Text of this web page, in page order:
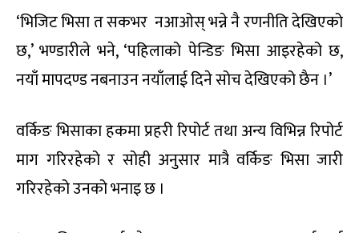
‘भिजिट भिसा त सकभर नआओस् भन्ने नै रणनीति देखिएको
छ,’ भण्डारीले भने, ‘पहिलाको पेन्डिङ भिसा आइरहेको छ,
नयाँ मापदण्ड नबनाउन नयाँलाई दिने सोच देखिएको छैन ।’
वर्किङ भिसाका हकमा प्रहरी रिपोर्ट तथा अन्य विभिन्न रिपोर्ट
माग गरिरहेको र सोही अनुसार मात्रै वर्किङ भिसा जारी
गरिरहेको उनको भनाइ छ ।